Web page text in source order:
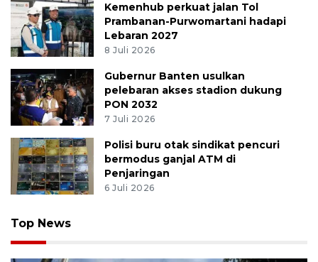
Kemenhub perkuat jalan Tol
Prambanan-Purwomartani hadapi
Lebaran 2027
8 Juli 2026
Gubernur Banten usulkan
pelebaran akses stadion dukung
PON 2032
7 Juli 2026
Polisi buru otak sindikat pencuri
bermodus ganjal ATM di
Penjaringan
6 Juli 2026
Top News